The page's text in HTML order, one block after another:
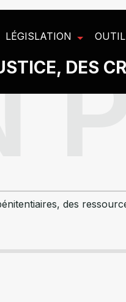
LÉGISLATION
DES
des